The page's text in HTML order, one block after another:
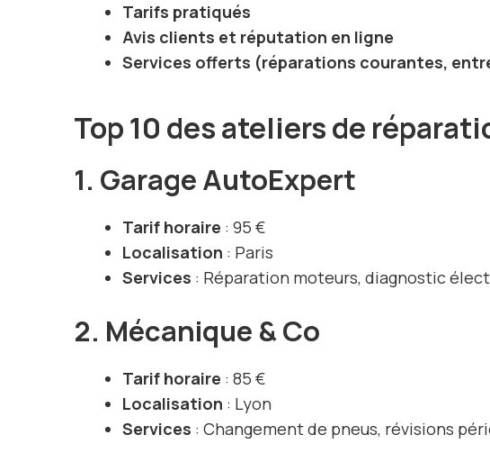
Tarifs pratiqués
Avis clients et réputation en ligne
Services offerts (réparations courantes,
Top 10 des ateliers de
1. Garage AutoExpert
Tarif horaire : 95 €
Localisation : Paris
Services : Réparation moteurs, diagnostic
2. Mécanique & Co
Tarif horaire : 85 €
Localisation : Lyon
Services : Changement de pneus, révisions